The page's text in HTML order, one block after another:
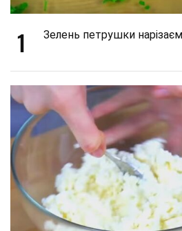
1 Зелень петрушки